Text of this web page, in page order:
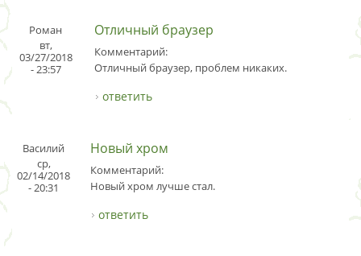
Роман
вт,
03/27/2018
- 23:57
Отличный браузер
Комментарий:
Отличный браузер, проблем никаких.
ответить
Василий
ср,
02/14/2018
- 20:31
Новый хром
Комментарий:
Новый хром лучше стал.
ответить